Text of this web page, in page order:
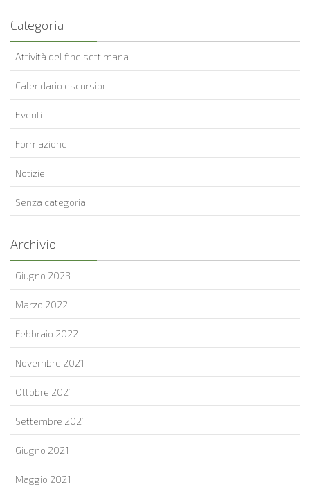
Categoria
Attività del fine settimana
Calendario escursioni
Eventi
Formazione
Notizie
Senza categoria
Archivio
Giugno 2023
Marzo 2022
Febbraio 2022
Novembre 2021
Ottobre 2021
Settembre 2021
Giugno 2021
Maggio 2021